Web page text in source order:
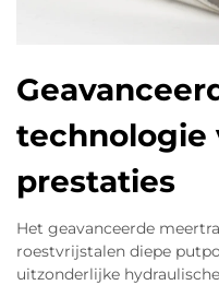
technologie
prestaties
Het geavanceerde
roestvrijstalen diepe
uitzonderlijke